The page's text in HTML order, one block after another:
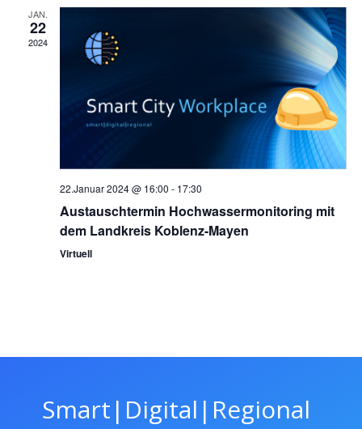
JAN.
22
2024
22.Januar 2024 @ 16:00 - 17:30
Austauschtermin Hochwassermonitoring mit
dem Landkreis Koblenz-Mayen
Virtuell
Smart|Digital|Regional